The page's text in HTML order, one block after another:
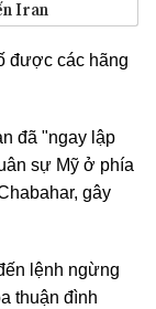
Iran
được các hãng
đã "ngay lập
sự Mỹ ở phía
gây
lệnh ngừng
thuận đình